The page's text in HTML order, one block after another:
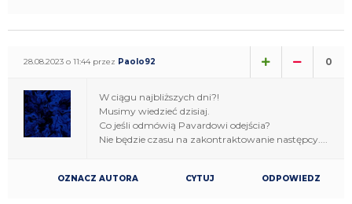
28.08.2023 o 11:44 przez Paolo92 0
W ciągu najbliższych dni?!
Musimy wiedzieć dzisiaj.
Co jeśli odmówią Pavardowi odejścia?
Nie będzie czasu na zakontraktowanie następcy....
OZNACZ AUTORA CYTUJ ODPOWIEDZ